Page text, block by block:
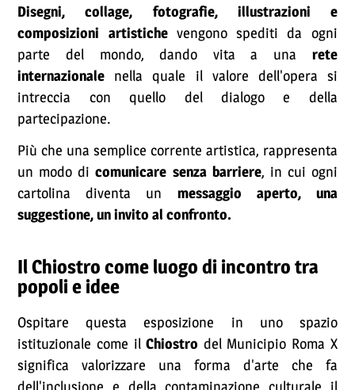
Disegni, collage, fotografie, illustrazioni e
composizioni artistichevengono spediti da ogni
parte del mondo, dando vita a una rete
internazionale nella quale il valore dell'opera si
intreccia con quello del dialogo e della
partecipazione.
Più che una semplice corrente artistica, rappresenta
un modo di comunicare senza barriere, in cui ogni
cartolina diventa un messaggio aperto, una
suggestione, un invito al confronto.
Il Chiostro come luogo di incontro tra
popoli e idee
Ospitare questa esposizione in uno spazio
istituzionale come ilChiostro del Municipio Roma X
significa valorizzare una forma d'arte che fa
dell'inclusione e della contaminazione culturale il